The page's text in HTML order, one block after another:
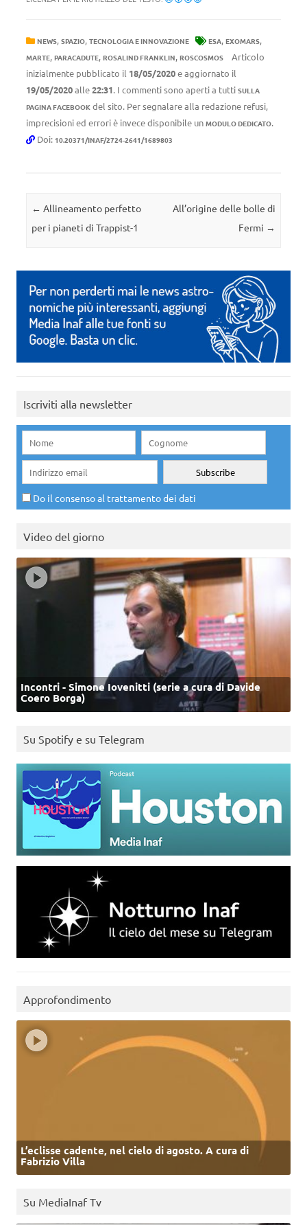
NEWS, SPAZIO, TECNOLOGIA E INNOVAZIONE ESA, EXOMARS,
MARTE, PARACADUTE, ROSALIND FRANKLIN, ROSCOSMOS
Articolo
inizialmente pubblicato il 18/05/2020e aggiornato il
19/05/2020alle22:31. I commenti sono aperti a tutti SULLA
PAGINA FACEBOOK del sito. Per segnalare alla redazione refusi,
imprecisioni ed errori è invece disponibile un MODULO DEDICATO.
Doi: 10.20371/INAF/2724-2641/1689803
Navigazione articolo
← Allineamento perfetto
per i pianeti di Trappist-1
All’origine delle bolle di
Fermi →
Iscriviti alla newsletter
Do il consenso al trattamento dei dati
Video del giorno
Incontri - Simone Iovenitti (serie a cura di Davide
Coero Borga)
Su Spotify e su Telegram
Approfondimento
L’eclisse cadente, nel cielo di agosto. A cura di
Fabrizio Villa
Su MediaInaf Tv